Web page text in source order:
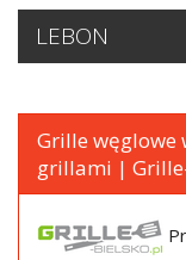
LEBON
Grille węglowe
grillami |